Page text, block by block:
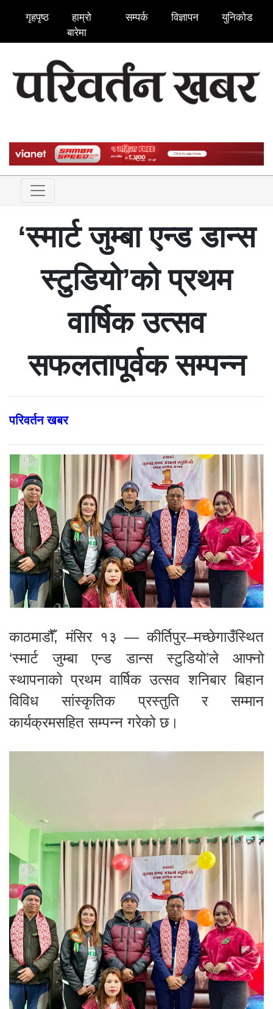
गृहपृष्ठ
हाम्रो
बारेमा
सम्पर्क विज्ञापन युनिकोड
‘स्मार्ट जुम्बा एन्ड डान्स
स्टुडियो’को प्रथम
वार्षिक उत्सव
सफलतापूर्वक सम्पन्न
परिवर्तन खबर
काठमाडौँ, मंसिर १३ — कीर्तिपुर–मच्छेगाउँस्थित
‘स्मार्ट जुम्बा एन्ड डान्स स्टुडियो’ले आफ्नो
स्थापनाको प्रथम वार्षिक उत्सव शनिबार बिहान
विविध सांस्कृतिक प्रस्तुति र सम्मान
कार्यक्रमसहित सम्पन्न गरेको छ।